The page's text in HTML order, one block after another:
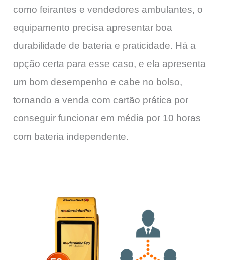
como feirantes e vendedores ambulantes, o
equipamento precisa apresentar boa
durabilidade de bateria e praticidade. Há a
opção certa para esse caso, e ela apresenta
um bom desempenho e cabe no bolso,
tornando a venda com cartão prática por
conseguir funcionar em média por 10 horas
com bateria independente.